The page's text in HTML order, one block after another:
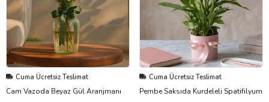
Cuma Ücretsiz Teslimat
Cam Vazoda Beyaz Gül Aranjmanı
Cuma Ücretsiz Teslimat
Pembe Saksıda Kurdeleli Spatifilyum